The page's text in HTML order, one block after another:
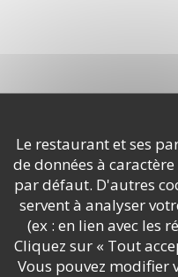
Le restaurant et ses
de données à
par défaut. D'autres
servent à analyser
(ex : en lien avec les
Cliquez sur « Tout
Vous pouvez modifier